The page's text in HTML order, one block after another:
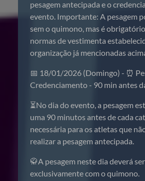
pesagem antecipada e o
evento. Importante: A pesagem
sem o quimono, mas é
normas de vestimenta
organização já mencionadas
📅 18/01/2026 (Domingo) - ⏰
Credenciamento - 90 min antes
⏳No dia do evento, a pesagem
uma 90 minutos antes de cada
necessária para os atletas que
realizar a pesagem antecipada.
🥋A pesagem neste dia deverá
exclusivamente com o quimono.